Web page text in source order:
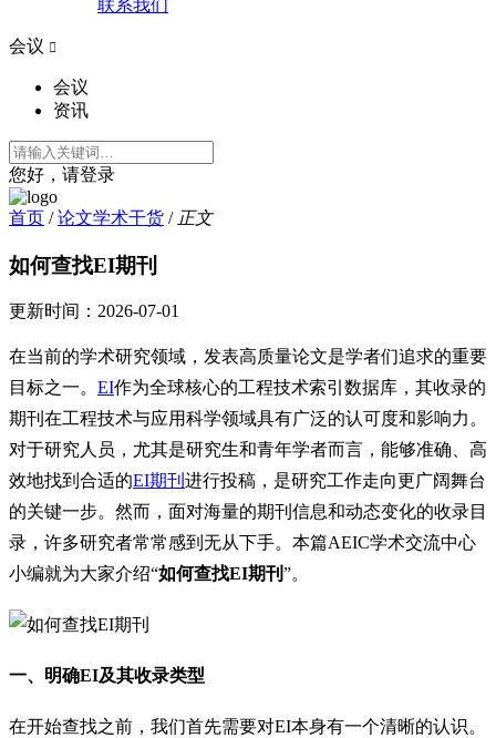
联系我们
会议 
会议
资讯
您好，请登录
首页 / 论文学术干货 / 正文
如何查找EI期刊
更新时间： 2026-07-01
在当前的学术研究领域，发表高质量论文是学者们追求的重要
目标之一。 EI作为全球核心的工程技术索引数据库，其收录的
期刊在工程技术与应用科学领域具有广泛的认可度和影响力。
对于研究人员，尤其是研究生和青年学者而言，能够准确、高
效地找到合适的EI期刊 进行投稿，是研究工作走向更广阔舞台
的关键一步。然而，面对海量的期刊信息和动态变化的收录目
录，许多研究者常常感到无从下手。本篇AEIC学术交流中心
小编就为大家介绍“如何查找EI期刊 ”。
一、明确EI及其收录类型
在开始查找之前，我们首先需要对EI本身有一个清晰的认识。